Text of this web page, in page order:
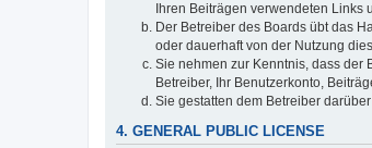
Ihren Beiträgen verwendeten Links
Der Betreiber des Boards übt das
oder dauerhaft von der Nutzung
Sie nehmen zur Kenntnis, dass der
Betreiber, Ihr Benutzerkonto,
Sie gestatten dem Betreiber
4. GENERAL PUBLIC LICENSE